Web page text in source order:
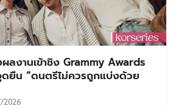
ผลงานเข้าชิง Grammy Awards
ยืน “ดนตรีไม่ควรถูกแบ่งด้วย
2026